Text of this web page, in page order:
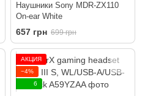
Наушники Sony MDR-ZX110
On-ear White
657 грн 699 грн
АКЦИЯ
−4%
6